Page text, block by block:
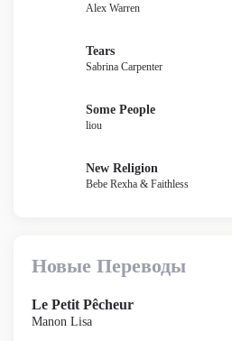
Alex Warren
Tears
Sabrina Carpenter
Some People
liou
New Religion
Bebe Rexha & Faithless
Новые Переводы
Le Petit Pêcheur
Manon Lisa